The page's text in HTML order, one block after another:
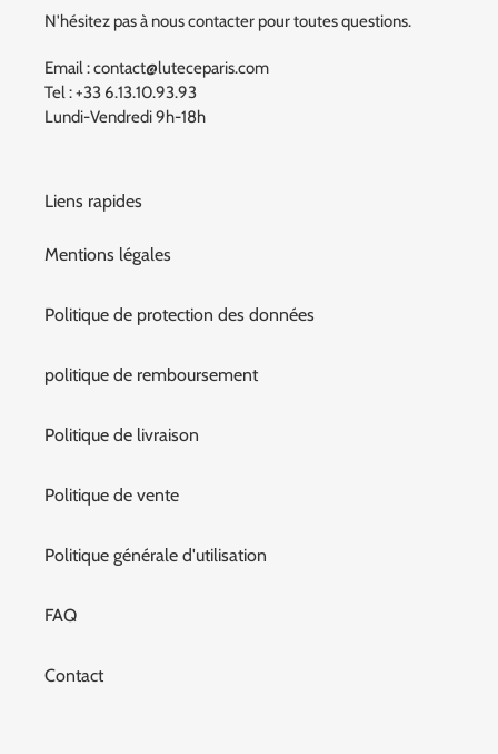
N'hésitez pas à nous contacter pour toutes questions.
Email : contact@luteceparis.com
Tel : +33 6.13.10.93.93
Lundi-Vendredi 9h-18h
Liens rapides
Mentions légales
Politique de protection des données
politique de remboursement
Politique de livraison
Politique de vente
Politique générale d'utilisation
FAQ
Contact